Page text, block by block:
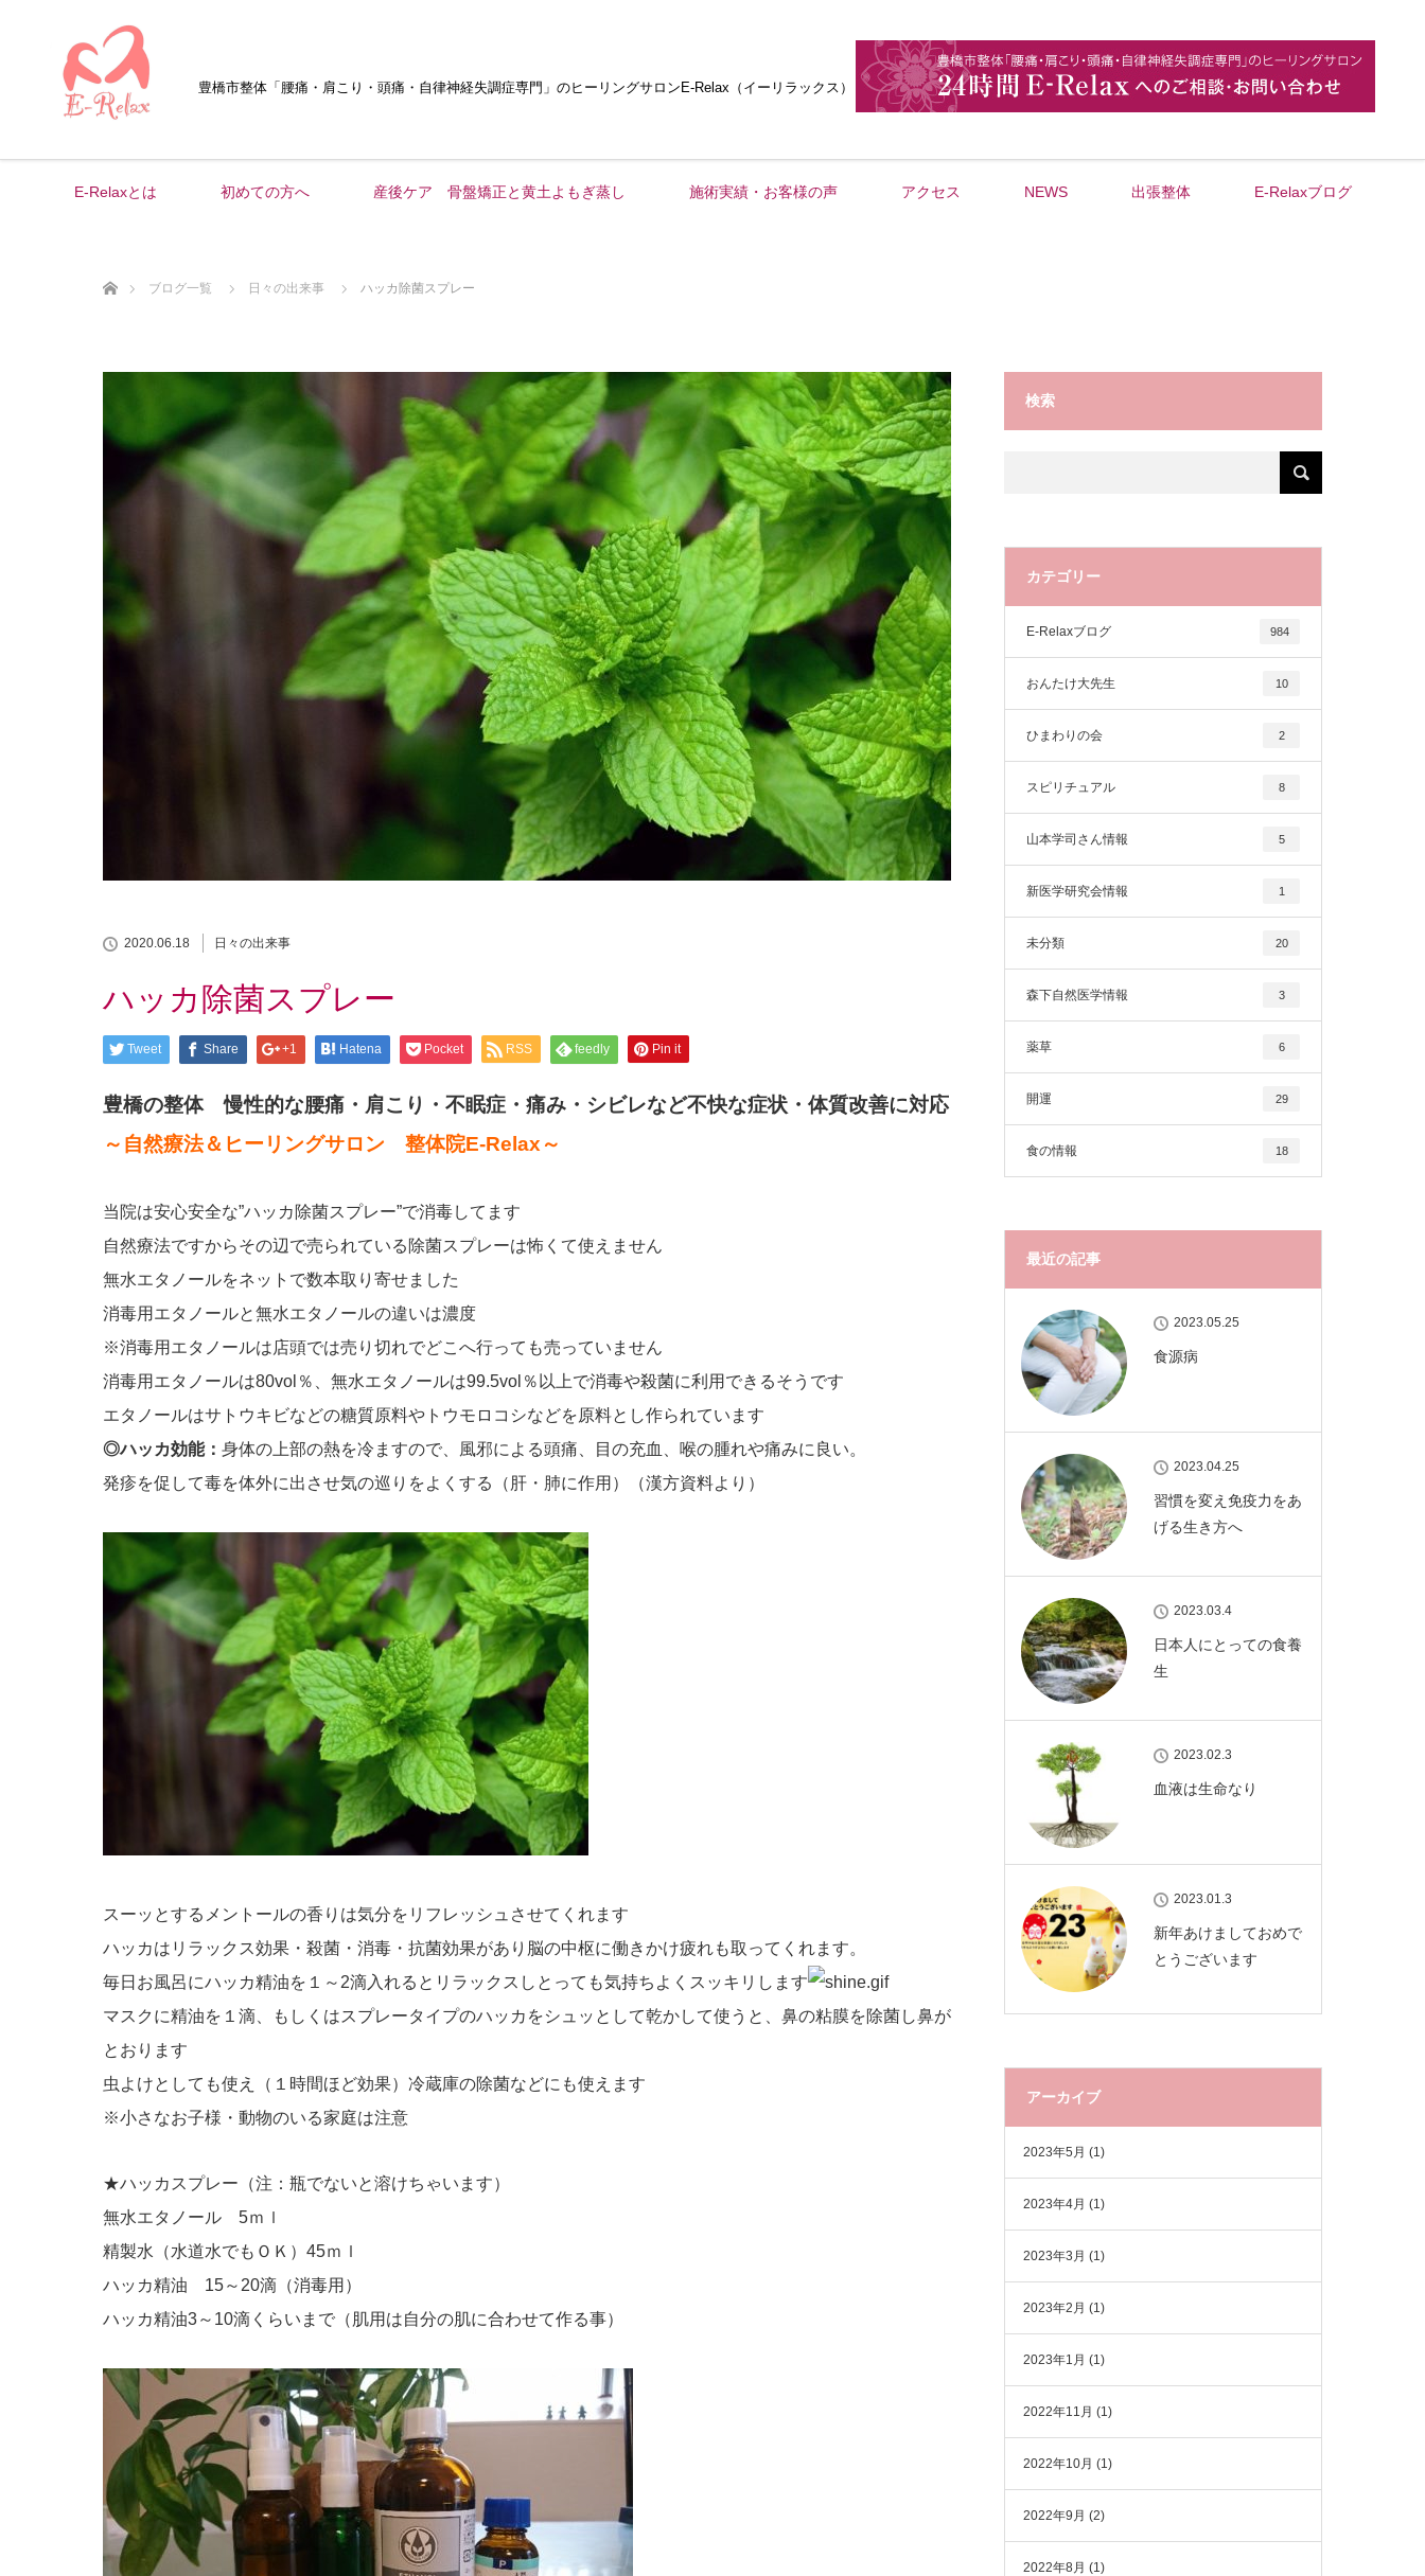
豊橋市整体 「腰痛・肩こり・頭痛・自律神経失調症専門」 のヒーリングサロンE-Relax（イーリラックス）
E-Relaxとは 初めての方へ 産後ケア 骨盤矯正と黄土よもぎ蒸し 施術実績・お客様の声 アクセス NEWS 出張整体 E-Relaxブログ
ブログ一覧
日々の出来事 ハッカ除菌スプレー
2020.06.18 日々の出来事
ハッカ除菌スプレー
Tweet Share +1 Hatena Pocket RSS feedly Pin it
豊橋の整体 慢性的な腰痛・肩こり・不眠症・痛み・シビレなど不快な症状・体質改善に対応
～自然療法＆ヒーリングサロン 整体院E-Relax～
当院は安心安全な”ハッカ除菌スプレー”で消毒してます
自然療法ですからその辺で売られている除菌スプレーは怖くて使えません
無水エタノールをネットで数本取り寄せました
消毒用エタノールと無水エタノールの違いは濃度
※消毒用エタノールは店頭では売り切れでどこへ行っても売っていません
消毒用エタノールは80vol％、無水エタノールは99.5vol％以上で消毒や殺菌に利用できるそうです
エタノールはサトウキビなどの糖質原料やトウモロコシなどを原料とし作られています
◎ハッカ効能： 身体の上部の熱を冷ますので、風邪による頭痛、目の充血、喉の腫れや痛みに良い。
発疹を促して毒を体外に出させ気の巡りをよくする（肝・肺に作用）（漢方資料より）
スーッとするメントールの香りは気分をリフレッシュさせてくれます
ハッカはリラックス効果・殺菌・消毒・抗菌効果があり脳の中枢に働きかけ疲れも取ってくれます。
毎日お風呂にハッカ精油を１～2滴入れるとリラックスしとっても気持ちよくスッキリします
マスクに精油を１滴、もしくはスプレータイプのハッカをシュッとして乾かして使うと、鼻の粘膜を除菌し鼻が
とおります
虫よけとしても使え（１時間ほど効果）冷蔵庫の除菌などにも使えます
※小さなお子様・動物のいる家庭は注意
★ハッカスプレー（注：瓶でないと溶けちゃいます）
無水エタノール 5ｍｌ
精製水（水道水でもＯＫ）45ｍｌ
ハッカ精油 15～20滴（消毒用）
ハッカ精油3～10滴くらいまで（肌用は自分の肌に合わせて作る事）
検索
カテゴリー
E-Relaxブログ 984
おんたけ大先生 10
ひまわりの会 2
スピリチュアル 8
山本学司さん情報 5
新医学研究会情報 1
未分類 20
森下自然医学情報 3
薬草 6
開運 29
食の情報 18
最近の記事
2023.05.25
食源病
2023.04.25
習慣を変え免疫力をあ
げる生き方へ
2023.03.4
日本人にとっての食養
生
2023.02.3
血液は生命なり
2023.01.3
新年あけましておめで
とうございます
アーカイブ
2023年5月 (1)
2023年4月 (1)
2023年3月 (1)
2023年2月 (1)
2023年1月 (1)
2022年11月 (1)
2022年10月 (1)
2022年9月 (2)
2022年8月 (1)